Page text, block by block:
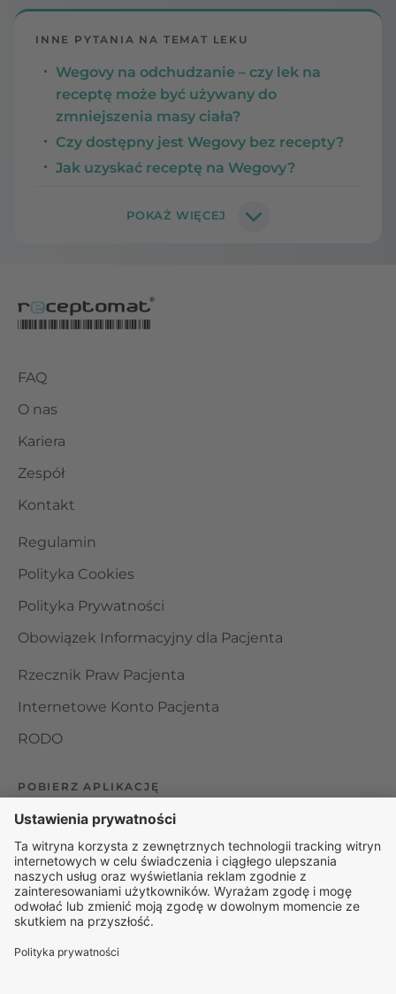
INNE PYTANIA NA TEMAT LEKU
Wegovy na odchudzanie – czy lek na
receptę może być używany do
zmniejszenia masy ciała?
Czy dostępny jest Wegovy bez recepty?
Jak uzyskać receptę na Wegovy?
FAQ
O nas
Kariera
Zespół
Kontakt
Regulamin
Polityka Cookies
Polityka Prywatności
Obowiązek Informacyjny dla Pacjenta
Rzecznik Praw Pacjenta
Internetowe Konto Pacjenta
RODO
POBIERZ APLIKACJĘ
Organizator udzielania świadczeń telemedycznych jest
podmiotem leczniczym w rozumieniu ustawy z dnia 15
kwietnia 2011 roku o działalności leczniczej, wpisanym do
rejestru podmiotów wykonujących działalność leczniczą pod
numerem: 000000229172.